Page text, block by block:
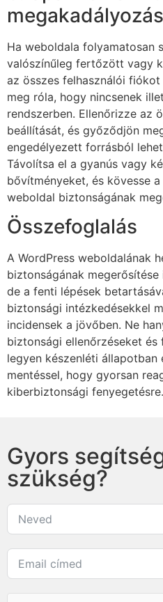
Ha weboldala folyamatosan
valószínűleg fertőzött vagy
az összes felhasználói
meg róla, hogy nincsenek
rendszerben. Ellenőrizze az
beállítását, és győződjön
engedélyezett forrásból
Távolítsa el a gyanús vagy
bővítményeket, és kövesse
weboldal biztonságának
Összefoglalás
A WordPress weboldalának
biztonságának
de a fenti lépések
biztonsági intézkedésekkel
incidensek a jövőben. Ne
biztonsági ellenőrzéseket és
legyen készenléti
mentéssel, hogy gyorsan
kiberbiztonsági fenyegetésre.
Gyors
szükség?